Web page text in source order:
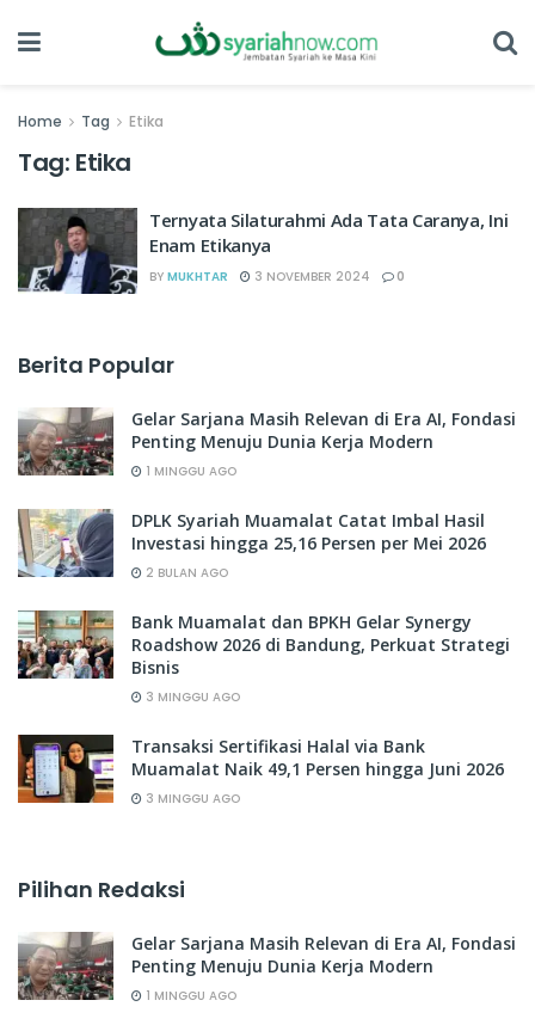
Home Tag Etika
Tag: Etika
Ternyata Silaturahmi Ada Tata Caranya, Ini
Enam Etikanya
BY MUKHTAR 3 NOVEMBER 2024 0
Berita Popular
Gelar Sarjana Masih Relevan di Era AI, Fondasi
Penting Menuju Dunia Kerja Modern
1 MINGGU AGO
DPLK Syariah Muamalat Catat Imbal Hasil
Investasi hingga 25,16 Persen per Mei 2026
2 BULAN AGO
Bank Muamalat dan BPKH Gelar Synergy
Roadshow 2026 di Bandung, Perkuat Strategi
Bisnis
3 MINGGU AGO
Transaksi Sertifikasi Halal via Bank
Muamalat Naik 49,1 Persen hingga Juni 2026
3 MINGGU AGO
Pilihan Redaksi
Gelar Sarjana Masih Relevan di Era AI, Fondasi
Penting Menuju Dunia Kerja Modern
1 MINGGU AGO